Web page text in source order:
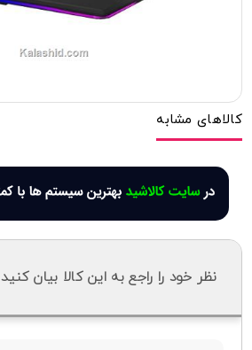
کالاهای مشابه
نظر خود را راجع به این کالا بیان کنید